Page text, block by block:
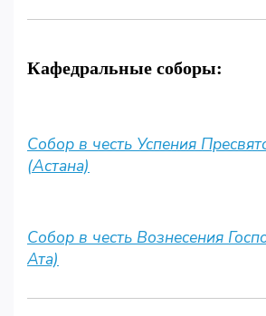
Кафедральные соборы:
Собор в честь Успения
(Астана)
Собор в честь Вознесения
Ата)